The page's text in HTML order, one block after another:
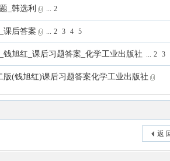
_韩选利 ... 2
课后答案 ... 2 3 4 5
钱旭红_课后习题答案_化学工业出版社 ... 2 3
版(钱旭红)课后习题答案化学工业出版社
返